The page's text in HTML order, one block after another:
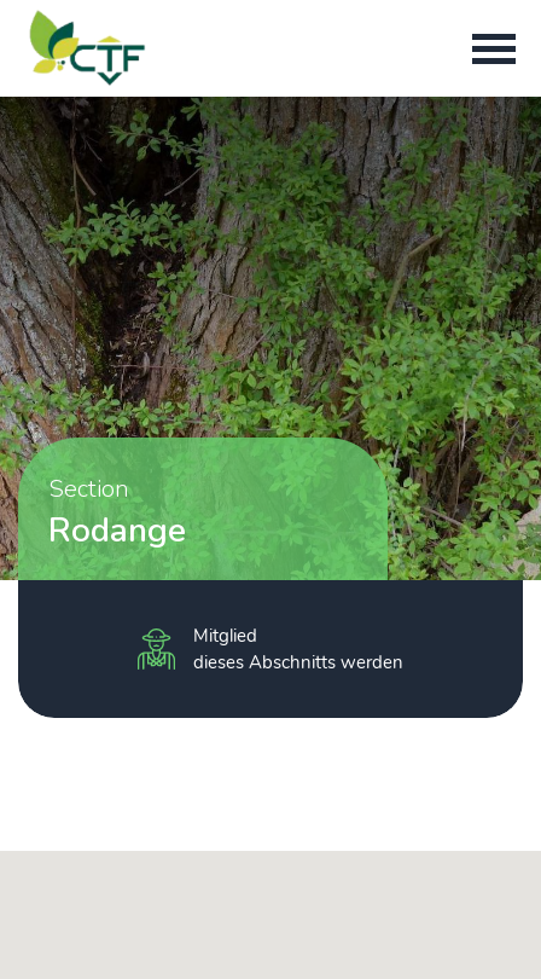
Section
Rodange
Mitglied
dieses Abschnitts werden